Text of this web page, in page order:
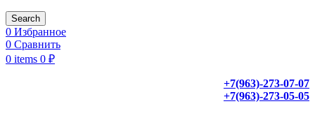
Search
0 Избранное
0 Сравнить
0 items 0 ₽
+7(963)-273-07-07
+7(963)-273-05-05